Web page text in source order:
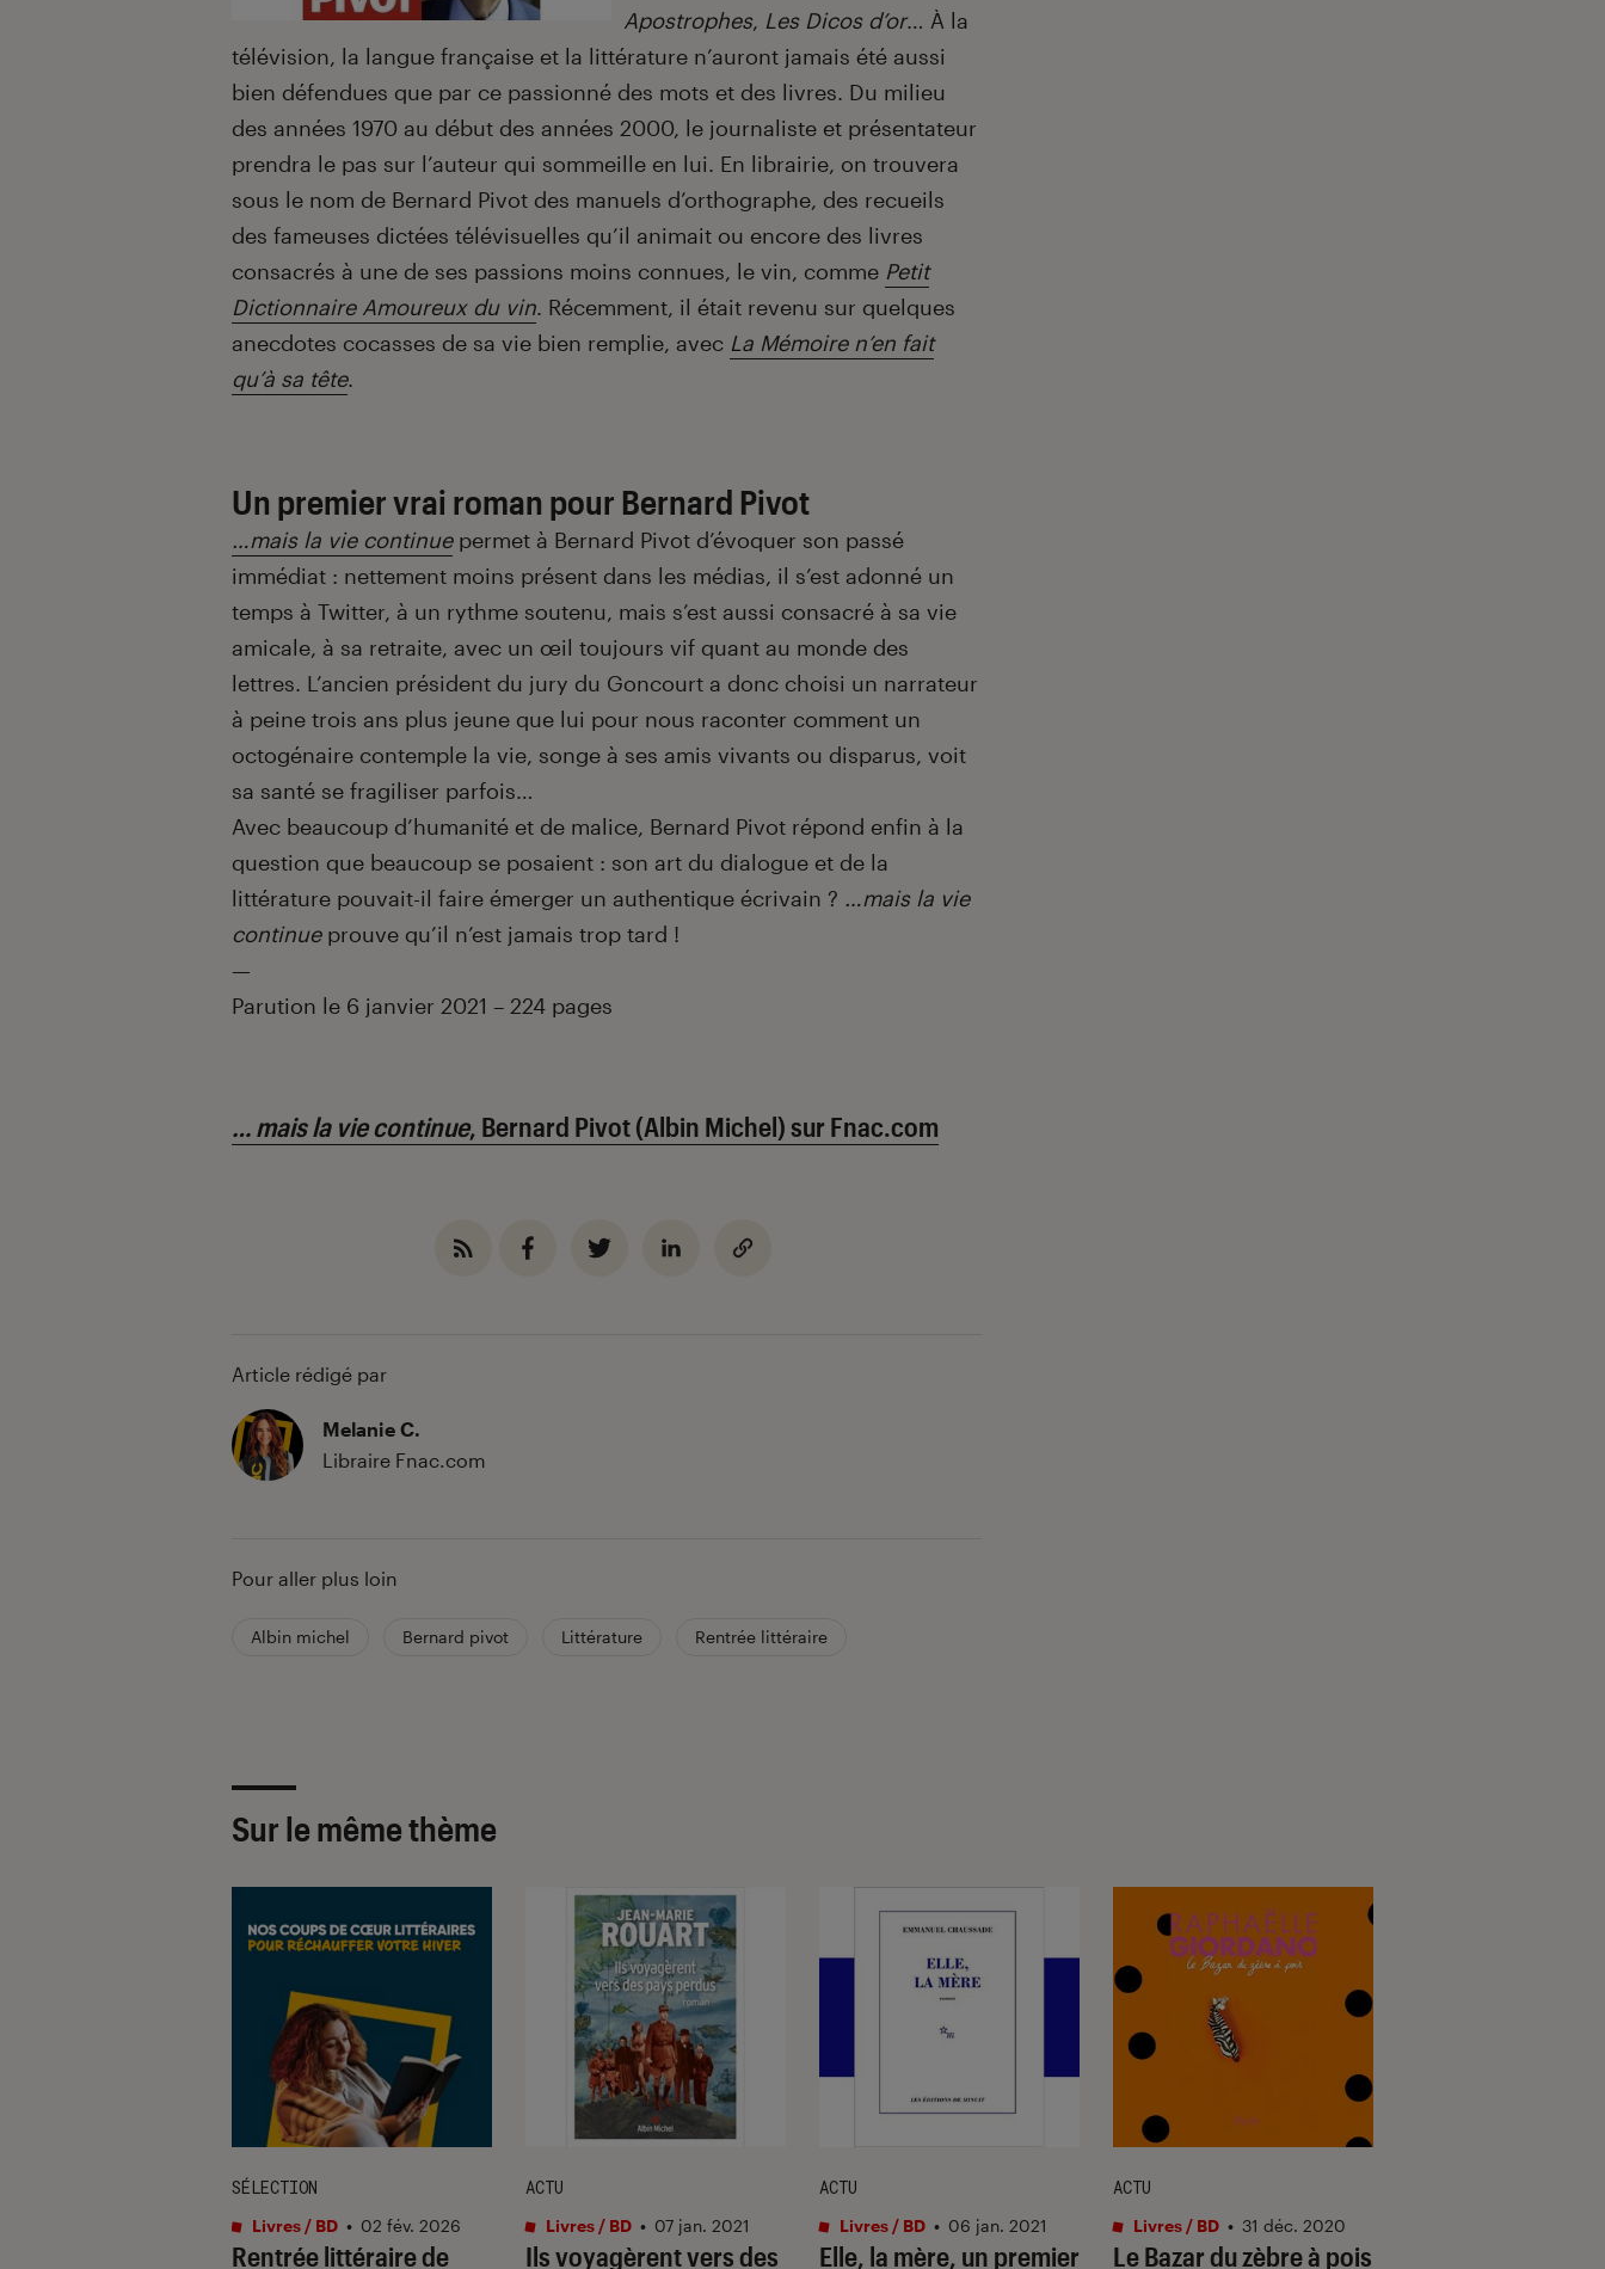
Apostrophes, Les Dicos d’or… À la
télévision, la langue française et la littérature n’auront jamais été aussi
bien défendues que par ce passionné des mots et des livres. Du milieu
des années 1970 au début des années 2000, le journaliste et présentateur
prendra le pas sur l’auteur qui sommeille en lui. En librairie, on trouvera
sous le nom de Bernard Pivot des manuels d’orthographe, des recueils
des fameuses dictées télévisuelles qu’il animait ou encore des livres
consacrés à une de ses passions moins connues, le vin, comme Petit
Dictionnaire Amoureux du vin. Récemment, il était revenu sur quelques
anecdotes cocasses de sa vie bien remplie, avec La Mémoire n’en fait
qu’à sa tête.
Un premier vrai roman pour Bernard Pivot
…mais la vie continuepermet à Bernard Pivot d’évoquer son passé
immédiat : nettement moins présent dans les médias, il s’est adonné un
temps à Twitter, à un rythme soutenu, mais s’est aussi consacré à sa vie
amicale, à sa retraite, avec un œil toujours vif quant au monde des
lettres. L’ancien président du jury du Goncourt a donc choisi un narrateur
à peine trois ans plus jeune que lui pour nous raconter comment un
octogénaire contemple la vie, songe à ses amis vivants ou disparus, voit
sa santé se fragiliser parfois…
Avec beaucoup d’humanité et de malice, Bernard Pivot répond enfin à la
question que beaucoup se posaient : son art du dialogue et de la
littérature pouvait-il faire émerger un authentique écrivain ? …mais la vie
continueprouve qu’il n’est jamais trop tard !
—
Parution le 6 janvier 2021 – 224 pages
… mais la vie continue, Bernard Pivot (Albin Michel) sur Fnac.com
Article rédigé par
Melanie C.
Libraire Fnac.com
Pour aller plus loin
Albin michel Bernard pivot Littérature Rentrée littéraire
Sur le même thème
Rentrée littéraire de
SÉLECTION
Livres / BD • 02 fév. 2026
Ils voyagèrent vers des
ACTU
Livres / BD • 07 jan. 2021
Elle, la mère, un premier
ACTU
Livres / BD • 06 jan. 2021
Le Bazar du zèbre à pois
ACTU
Livres / BD • 31 déc. 2020